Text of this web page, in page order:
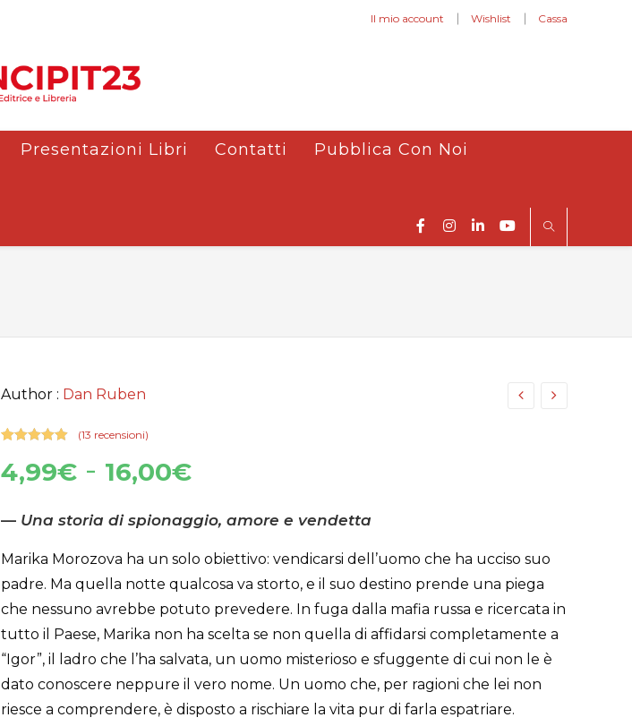
Il mio account Wishlist Cassa
Presentazioni Libri Contatti
Pubblica Con Noi
Author : Dan Ruben
4.92
su 5
su base
(13 recensioni)
4,99€ - 16,00€Fascia
prezzo:
da
4,99€
a
16,00€
— Una storia di spionaggio, amore e vendetta
Marika Morozova ha un solo obiettivo: vendicarsi dell’uomo che ha ucciso suo
padre. Ma quella notte qualcosa va storto, e il suo destino prende una piega
che nessuno avrebbe potuto prevedere. In fuga dalla mafia russa e ricercata in
tutto il Paese, Marika non ha scelta se non quella di affidarsi completamente a
“Igor”, il ladro che l’ha salvata, un uomo misterioso e sfuggente di cui non le è
dato conoscere neppure il vero nome. Un uomo che, per ragioni che lei non
riesce a comprendere, è disposto a rischiare la vita pur di farla espatriare.